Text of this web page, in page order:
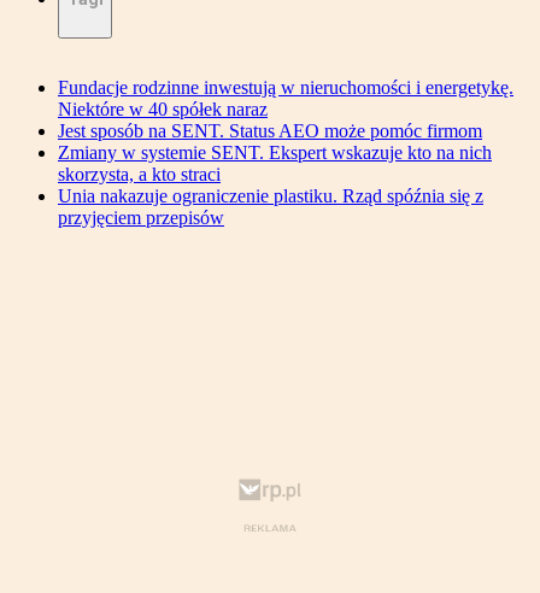
Fundacje rodzinne inwestują w nieruchomości i energetykę.
Niektóre w 40 spółek naraz
Jest sposób na SENT. Status AEO może pomóc firmom
Zmiany w systemie SENT. Ekspert wskazuje kto na nich
skorzysta, a kto straci
Unia nakazuje ograniczenie plastiku. Rząd spóźnia się z
przyjęciem przepisów